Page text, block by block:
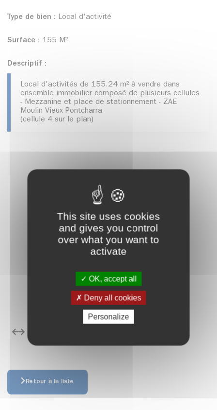
This site uses cookies
and gives you control
over what you want to
activate
OK, accept all
Deny all cookies
Personalize
Type de bien : Local d'activité
Surface : 155 M²
Descriptif :
Local d'activités de 155.24 m² à vendre dans
ensemble immobilier composé de plusieurs cellules
- Mezzanine et place de stationnement - ZAE
Moulin Vieux Pontcharra
(cellule 4 sur le plan)
Suivant
Retour à la liste